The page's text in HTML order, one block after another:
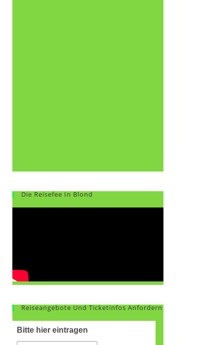
Die Reisefee In Blond
Reiseangebote Und Ticketinfos Anfordern
Bitte hier eintragen